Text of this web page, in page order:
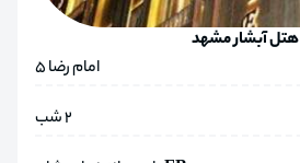
هتل آبشار مشهد
امام رضا 5
2 شب